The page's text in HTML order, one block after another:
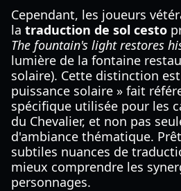
Cependant, les joueurs
la traduction de sol cesto
The fountain's light restores
lumière de la fontaine
solaire). Cette distinction
puissance solaire » fait
spécifique utilisée pour les
du Chevalier, et non pas
d'ambiance thématique.
subtiles nuances de
mieux comprendre les
personnages.